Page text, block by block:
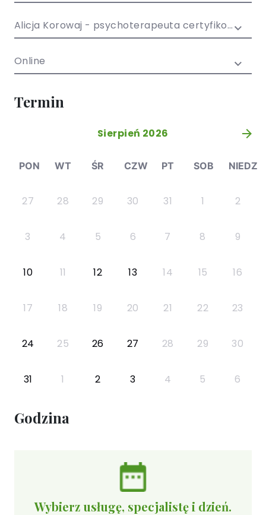
dla dzieci i
młodzieży
Alicja Korowaj - psychoterapeuta certyfikowany
Online
Termin
Sierpień 2026 »
PON WT ŚR CZW PT SOB NIEDZ
27 28 29 30 31 1 2
3 4 5 6 7 8 9
10 11 12 13 14 15 16
17 18 19 20 21 22 23
24 25 26 27 28 29 30
31 1 2 3 4 5 6
Godzina
Wybierz usługę, specjalistę i dzień.